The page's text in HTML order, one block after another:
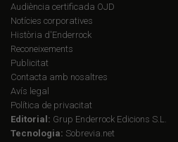
Audiència certificada OJD
Notícies corporatives
Història d'Enderrock
Reconeixements
Publicitat
Contacta amb nosaltres
Avís legal
Política de privacitat
Editorial: Grup Enderrock Edicions S.L.
Tecnologia: Sobrevia.net